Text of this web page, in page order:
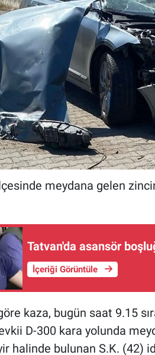
meydana gelen
Tatvan'da asansör
İçeriği Görüntüle
kaza, bugün saat 9.15
D-300 kara yolunda
halinde bulunan S.K. (42)